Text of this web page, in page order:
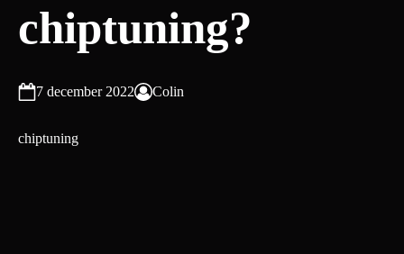
chiptuning?
7 december 2022 Colin
chiptuning